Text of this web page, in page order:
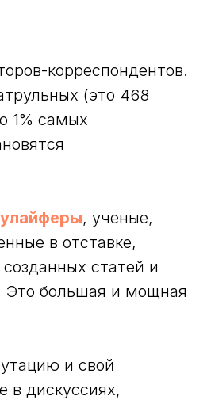
корреспондентов.
(это 468
1% самых
, ученые,
в отставке,
статей и
Это большая и мощная
и свой
в дискуссиях,